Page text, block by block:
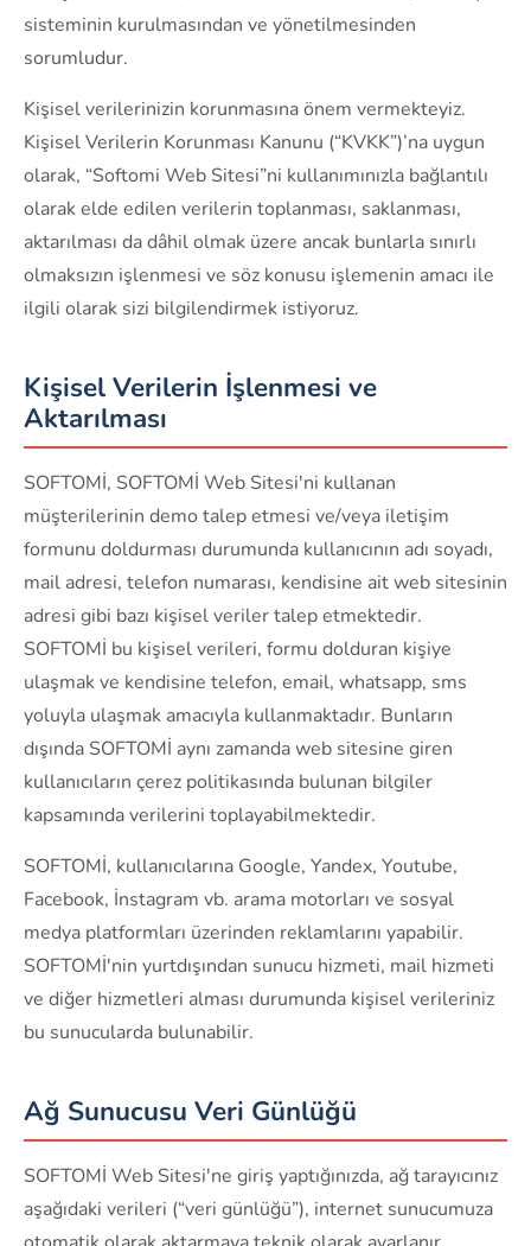
sisteminin kurulmasından ve yönetilmesinden
sorumludur.
Kişisel verilerinizin korunmasına önem vermekteyiz.
Kişisel Verilerin Korunması Kanunu (“KVKK”)’na uygun
olarak, “Softomi Web Sitesi”ni kullanımınızla bağlantılı
olarak elde edilen verilerin toplanması, saklanması,
aktarılması da dâhil olmak üzere ancak bunlarla sınırlı
olmaksızın işlenmesi ve söz konusu işlemenin amacı ile
ilgili olarak sizi bilgilendirmek istiyoruz.
Kişisel Verilerin İşlenmesi ve
Aktarılması
SOFTOMİ, SOFTOMİ Web Sitesi'ni kullanan
müşterilerinin demo talep etmesi ve/veya iletişim
formunu doldurması durumunda kullanıcının adı soyadı,
mail adresi, telefon numarası, kendisine ait web sitesinin
adresi gibi bazı kişisel veriler talep etmektedir.
SOFTOMİ bu kişisel verileri, formu dolduran kişiye
ulaşmak ve kendisine telefon, email, whatsapp, sms
yoluyla ulaşmak amacıyla kullanmaktadır. Bunların
dışında SOFTOMİ aynı zamanda web sitesine giren
kullanıcıların çerez politikasında bulunan bilgiler
kapsamında verilerini toplayabilmektedir.
SOFTOMİ, kullanıcılarına Google, Yandex, Youtube,
Facebook, İnstagram vb. arama motorları ve sosyal
medya platformları üzerinden reklamlarını yapabilir.
SOFTOMİ'nin yurtdışından sunucu hizmeti, mail hizmeti
ve diğer hizmetleri alması durumunda kişisel verileriniz
bu sunucularda bulunabilir.
Ağ Sunucusu Veri Günlüğü
SOFTOMİ Web Sitesi'ne giriş yaptığınızda, ağ tarayıcınız
aşağıdaki verileri (“veri günlüğü”), internet sunucumuza